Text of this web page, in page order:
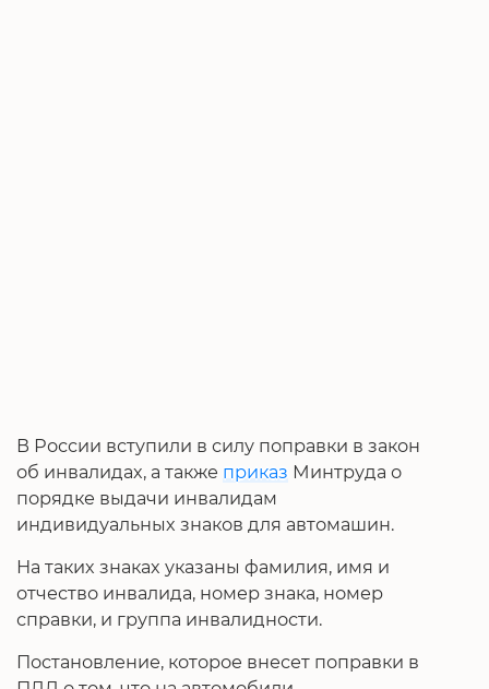
В России вступили в силу поправки в закон
об инвалидах, а также приказ Минтруда о
порядке выдачи инвалидам
индивидуальных знаков для автомашин.
На таких знаках указаны фамилия, имя и
отчество инвалида, номер знака, номер
справки, и группа инвалидности.
Постановление, которое внесет поправки в